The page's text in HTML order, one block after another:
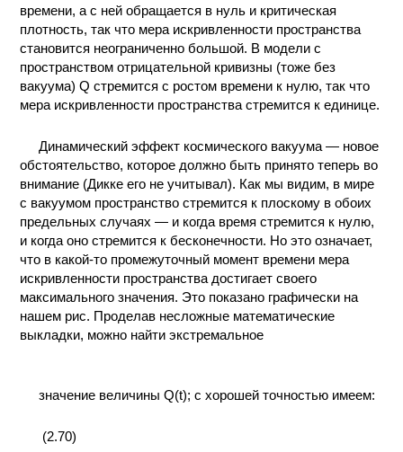
времени, а с ней обращается в нуль и критическая
плотность, так что мера искривленности пространства
становится неограниченно большой. В модели с
пространством отрицательной кривизны (тоже без
вакуума) Q стремится с ростом времени к нулю, так что
мера искривленности пространства стремится к единице.
Динамический эффект космического вакуума — новое
обстоятельство, которое должно быть принято теперь во
внимание (Дикке его не учитывал). Как мы видим, в мире
с вакуумом пространство стремится к плоскому в обоих
предельных случаях — и когда время стремится к нулю,
и когда оно стремится к бесконечности. Но это означает,
что в какой-то промежуточный момент времени мера
искривленности пространства достигает своего
максимального значения. Это показано графически на
нашем рис. Проделав несложные математические
выкладки, можно найти экстремальное
значение величины Q(t); с хорошей точностью имеем:
(2.70)